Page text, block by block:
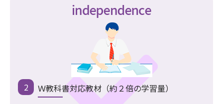
Ｗ教科書対応教材（約２倍の学習量）